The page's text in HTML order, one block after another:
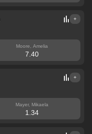
+
Moore, Amelia
7.40
+
Mayer, Mikaela
1.34